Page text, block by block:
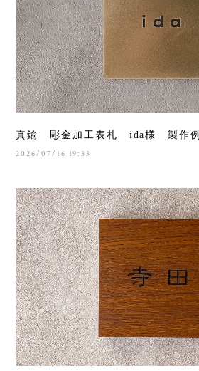
真鍮 彫金加工表札 ida様 製作例
2026/07/16 19:33